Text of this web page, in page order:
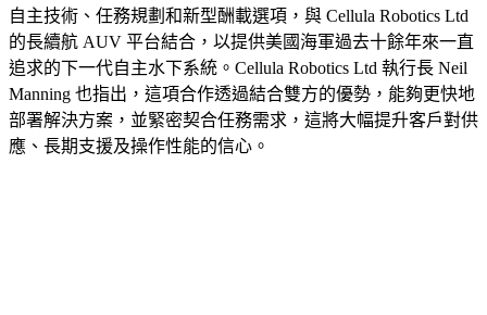
自主技術、任務規劃和新型酬載選項，與 Cellula Robotics Ltd
的長續航 AUV 平台結合，以提供美國海軍過去十餘年來一直
追求的下一代自主水下系統。Cellula Robotics Ltd 執行長 Neil
Manning 也指出，這項合作透過結合雙方的優勢，能夠更快地
部署解決方案，並緊密契合任務需求，這將大幅提升客戶對供
應、長期支援及操作性能的信心。